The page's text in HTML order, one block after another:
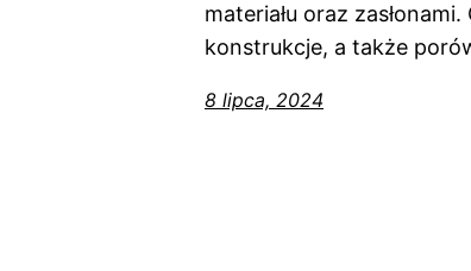
materiału oraz
konstrukcje, a także
8 lipca, 2024